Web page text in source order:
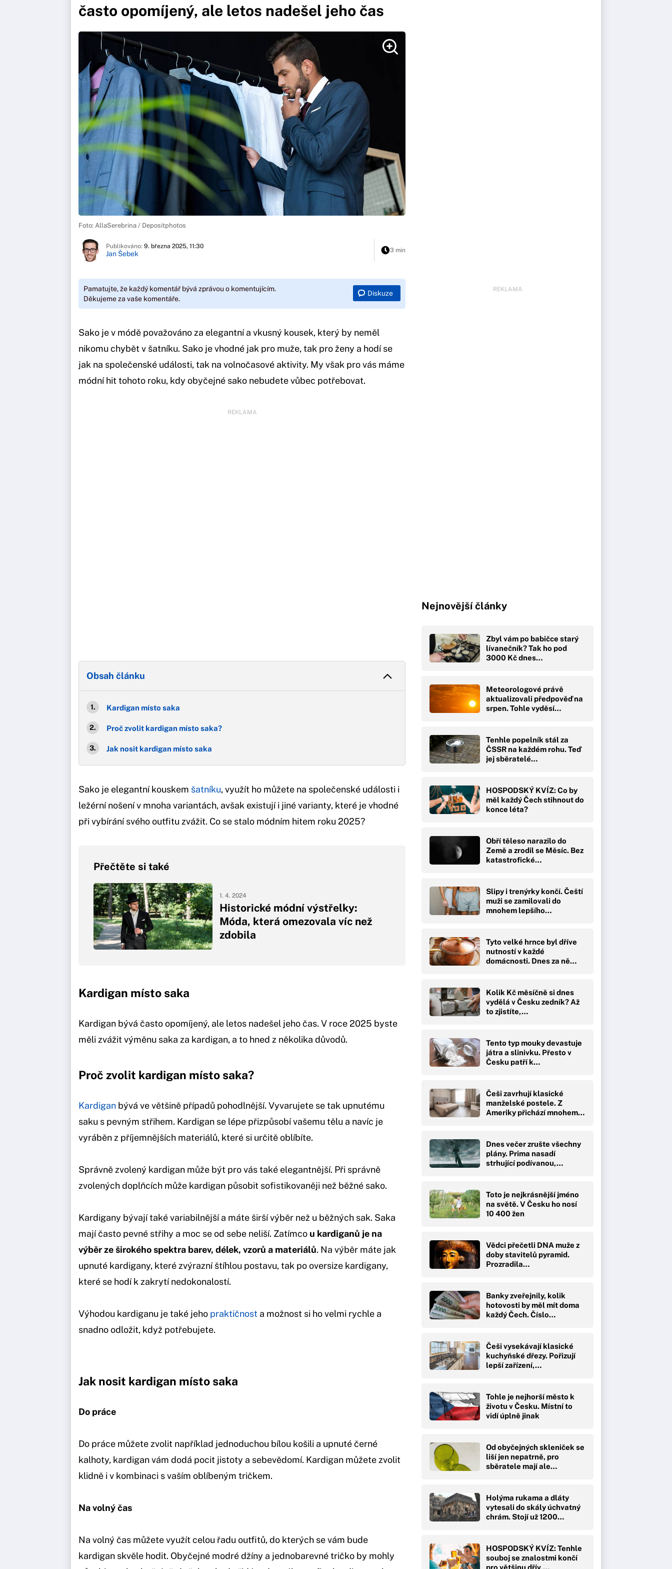
často opomíjený, ale letos nadešel jeho čas
Foto: AllaSerebrina / Depositphotos
Publikováno: 9. března 2025, 11:30
Jan Šebek 3 min
Pamatujte, že každý komentář bývá zprávou o komentujícím.
Děkujeme za vaše komentáře.
Diskuze
Sako je v módě považováno za elegantní a vkusný kousek, který by neměl
nikomu chybět v šatníku. Sako je vhodné jak pro muže, tak pro ženy a hodí se
jak na společenské události, tak na volnočasové aktivity. My však pro vás máme
módní hit tohoto roku, kdy obyčejné sako nebudete vůbec potřebovat.
REKLAMA
Obsah článku
Kardigan místo saka
Proč zvolit kardigan místo saka?
Jak nosit kardigan místo saka
Sako je elegantní kouskem šatníku, využít ho můžete na společenské události i
ležérní nošení v mnoha variantách, avšak existují i jiné varianty, které je vhodné
při vybírání svého outfitu zvážit. Co se stalo módním hitem roku 2025?
Přečtěte si také
Historické módní výstřelky:
Móda, která omezovala víc než
zdobila
1. 4. 2024
Kardigan místo saka
Kardigan bývá často opomíjený, ale letos nadešel jeho čas. V roce 2025 byste
měli zvážit výměnu saka za kardigan, a to hned z několika důvodů.
Proč zvolit kardigan místo saka?
Kardigan bývá ve většině případů pohodlnější. Vyvarujete se tak upnutému
saku s pevným střihem. Kardigan se lépe přizpůsobí vašemu tělu a navíc je
vyráběn z příjemnějších materiálů, které si určitě oblíbíte.
Správně zvolený kardigan může být pro vás také elegantnější. Při správně
zvolených doplňcích může kardigan působit sofistikovaněji než běžné sako.
Kardigany bývají také variabilnější a máte širší výběr než u běžných sak. Saka
mají často pevné střihy a moc se od sebe neliší. Zatímco u kardiganů je na
výběr ze širokého spektra barev, délek, vzorů a materiálů. Na výběr máte jak
upnuté kardigany, které zvýrazní štíhlou postavu, tak po oversize kardigany,
které se hodí k zakrytí nedokonalostí.
Výhodou kardiganu je také jeho praktičnost a možnost si ho velmi rychle a
snadno odložit, když potřebujete.
Jak nosit kardigan místo saka
Do práce
Do práce můžete zvolit například jednoduchou bílou košili a upnuté černé
kalhoty, kardigan vám dodá pocit jistoty a sebevědomí. Kardigan můžete zvolit
klidně i v kombinaci s vaším oblíbeným tričkem.
Na volný čas
Na volný čas můžete využít celou řadu outfitů, do kterých se vám bude
kardigan skvěle hodit. Obyčejné modré džíny a jednobarevné tričko by mohly
REKLAMA
Nejnovější články
Zbyl vám po babičce starý
lívanečník? Tak ho pod
3000 Kč dnes…
Meteorologové právě
aktualizovali předpověď na
srpen. Tohle vyděsí…
Tenhle popelník stál za
ČSSR na každém rohu. Teď
jej sběratelé…
HOSPODSKÝ KVÍZ: Co by
měl každý Čech stihnout do
konce léta?
Obří těleso narazilo do
Země a zrodil se Měsíc. Bez
katastrofické…
Slipy i trenýrky končí. Čeští
muži se zamilovali do
mnohem lepšího…
Tyto velké hrnce byl dříve
nutností v každé
domácnosti. Dnes za ně…
Kolik Kč měsíčně si dnes
vydělá v Česku zedník? Až
to zjistíte,…
Tento typ mouky devastuje
játra a slinivku. Přesto v
Česku patří k…
Češi zavrhují klasické
manželské postele. Z
Ameriky přichází mnohem…
Dnes večer zrušte všechny
plány. Prima nasadí
strhující podívanou,…
Toto je nejkrásnější jméno
na světě. V Česku ho nosí
10 400 žen
Vědci přečetli DNA muže z
doby stavitelů pyramid.
Prozradila…
Banky zveřejnily, kolik
hotovosti by měl mít doma
každý Čech. Číslo…
Češi vysekávají klasické
kuchyňské dřezy. Pořizují
lepší zařízení,…
Tohle je nejhorší město k
životu v Česku. Místní to
vidí úplně jinak
Od obyčejných skleniček se
liší jen nepatrně, pro
sběratele mají ale…
Holýma rukama a dláty
vytesali do skály úchvatný
chrám. Stojí už 1200…
HOSPODSKÝ KVÍZ: Tenhle
souboj se znalostmi končí
pro většinu dřív,…